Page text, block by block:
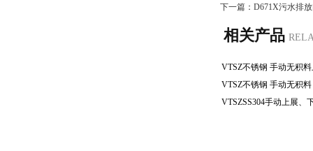
下一篇： D671X污水排
相关产品